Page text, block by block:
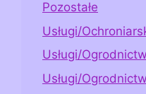
Pozostałe
Usługi/
Usługi/
Usługi/